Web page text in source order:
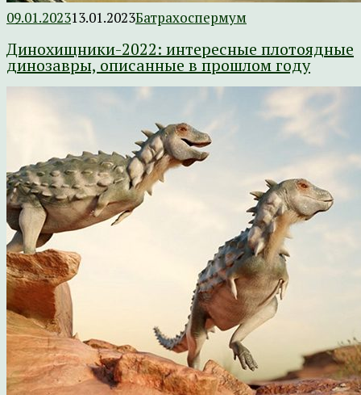
09.01.202313.01.2023Батрахоспермум
Динохищники-2022: интересные плотоядные
динозавры, описанные в прошлом году